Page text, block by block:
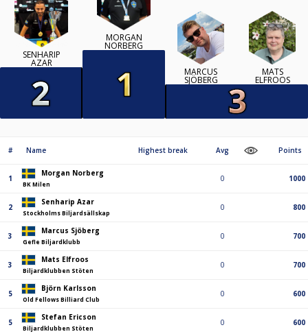
SENHARIP
AZAR
MORGAN
NORBERG
MARCUS
SJÖBERG
MATS
ELFROOS
# Name Highest break Avg Points
1
Morgan Norberg
BK Milen
0 1000
2
Senharip Azar
Stockholms Biljardsällskap
0 800
3
Marcus Sjöberg
Gefle Biljardklubb
0 700
3
Mats Elfroos
Biljardklubben Stöten
0 700
5
Björn Karlsson
Old Fellows Billiard Club
0 600
5
Stefan Ericson
Biljardklubben Stöten
0 600